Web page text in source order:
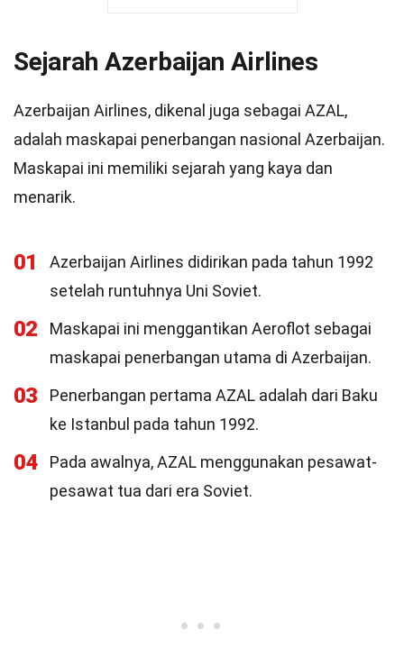
Sejarah Azerbaijan Airlines
Azerbaijan Airlines, dikenal juga sebagai AZAL,
adalah maskapai penerbangan nasional Azerbaijan.
Maskapai ini memiliki sejarah yang kaya dan
menarik.
01
Azerbaijan Airlines didirikan pada tahun 1992
setelah runtuhnya Uni Soviet.
02
Maskapai ini menggantikan Aeroflot sebagai
maskapai penerbangan utama di Azerbaijan.
03
Penerbangan pertama AZAL adalah dari Baku
ke Istanbul pada tahun 1992.
04
Pada awalnya, AZAL menggunakan pesawat-
pesawat tua dari era Soviet.